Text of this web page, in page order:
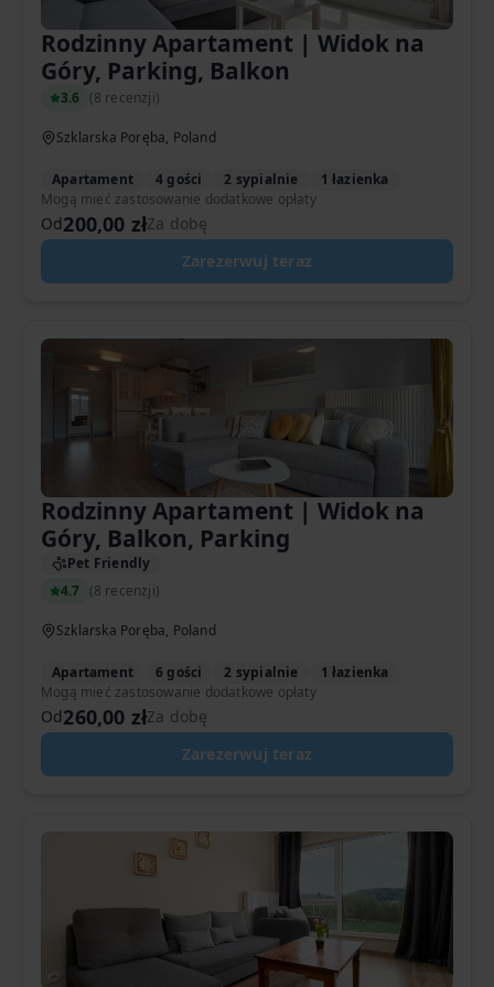
Rodzinny Apartament | Widok na
Góry, Parking, Balkon
3.6 (8 recenzji)
Szklarska Poręba, Poland
Apartament 4 gości 2 sypialnie 1 łazienka
Od200,00 złZa dobę
Zarezerwuj teraz
Mogą mieć zastosowanie dodatkowe opłaty
Rodzinny Apartament | Widok na
Góry, Balkon, Parking
Pet Friendly
4.7 (8 recenzji)
Szklarska Poręba, Poland
Apartament 6 gości 2 sypialnie 1 łazienka
Od260,00 złZa dobę
Zarezerwuj teraz
Mogą mieć zastosowanie dodatkowe opłaty